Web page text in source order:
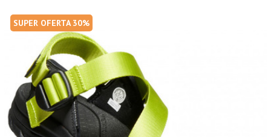
SUPER OFERTA 30%